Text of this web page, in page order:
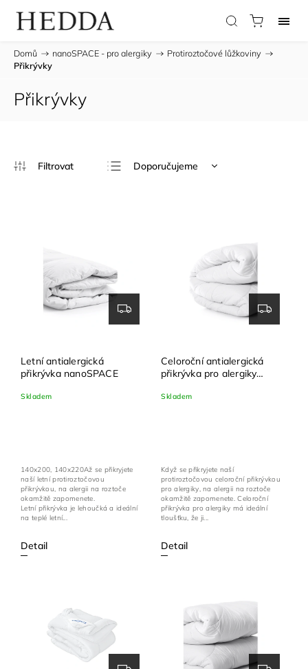
Domů / nanoSPACE - pro alergiky / Protiroztočové lůžkoviny /
Přikrývky
Přikrývky
Doporučujeme
Letní antialergická
přikrývka nanoSPACE
Skladem
Detail
140x200, 140x220Až se přikryjete
naší letní protiroztočovou
přikrývkou, na alergii na roztoče
okamžitě zapomenete.
Letní přikrývka je lehoučká a ideální
na teplé letní...
Celoroční antialergická
přikrývka pro alergiky
Skladem
Detail
Když se přikryjete naší
protiroztočovou celoroční přikrývkou
pro alergiky, na alergii na roztoče
okamžitě zapomenete. Celoroční
přikrývka pro alergiky má ideální
tloušťku, že ji...